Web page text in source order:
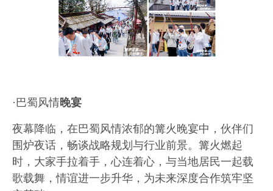
·巴蜀风情晚宴
夜幕降临，在巴蜀风情浓郁的篝火晚宴中， 伙伴们
围炉夜话，畅谈战略规划与行业前景。篝火燃起
时，大家手拉着手，心连着心，与当地居民一起载
歌载舞，情谊进一步升华，为未来深度合作筑牢坚